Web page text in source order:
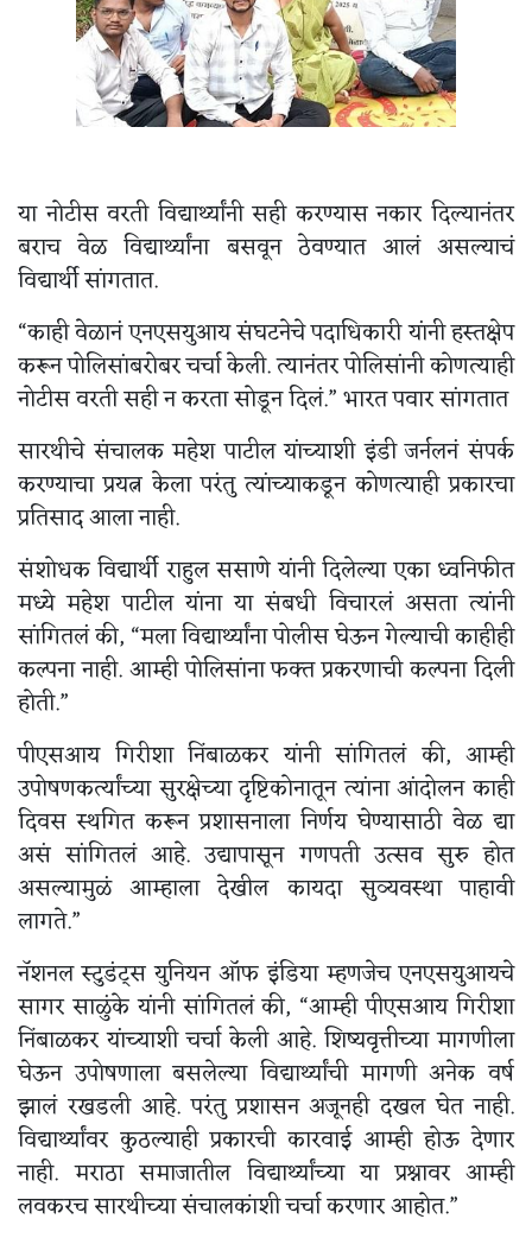
या नोटीस वरती विद्यार्थ्यांनी सही करण्यास नकार दिल्यानंतर
बराच वेळ विद्यार्थ्यांना बसवून ठेवण्यात आलं असल्याचं
विद्यार्थी सांगतात.
“काही वेळानं एनएसयुआय संघटनेचे पदाधिकारी यांनी हस्तक्षेप
करून पोलिसांबरोबर चर्चा केली. त्यानंतर पोलिसांनी कोणत्याही
नोटीस वरती सही न करता सोडून दिलं.” भारत पवार सांगतात
सारथीचे संचालक महेश पाटील यांच्याशी इंडी जर्नलनं संपर्क
करण्याचा प्रयत्न केला परंतु त्यांच्याकडून कोणत्याही प्रकारचा
प्रतिसाद आला नाही.
संशोधक विद्यार्थी राहुल ससाणे यांनी दिलेल्या एका ध्वनिफीत
मध्ये महेश पाटील यांना या संबधी विचारलं असता त्यांनी
सांगितलं की, “मला विद्यार्थ्यांना पोलीस घेऊन गेल्याची काहीही
कल्पना नाही. आम्ही पोलिसांना फक्त प्रकरणाची कल्पना दिली
होती.”
पीएसआय गिरीशा निंबाळकर यांनी सांगितलं की, आम्ही
उपोषणकर्त्यांच्या सुरक्षेच्या दृष्टिकोनातून त्यांना आंदोलन काही
दिवस स्थगित करून प्रशासनाला निर्णय घेण्यासाठी वेळ द्या
असं सांगितलं आहे. उद्यापासून गणपती उत्सव सुरु होत
असल्यामुळं आम्हाला देखील कायदा सुव्यवस्था पाहावी
लागते.”
नॅशनल स्टुडंट्स युनियन ऑफ इंडिया म्हणजेच एनएसयुआयचे
सागर साळुंके यांनी सांगितलं की, “आम्ही पीएसआय गिरीशा
निंबाळकर यांच्याशी चर्चा केली आहे. शिष्यवृत्तीच्या मागणीला
घेऊन उपोषणाला बसलेल्या विद्यार्थ्यांची मागणी अनेक वर्ष
झालं रखडली आहे. परंतु प्रशासन अजूनही दखल घेत नाही.
विद्यार्थ्यांवर कुठल्याही प्रकारची कारवाई आम्ही होऊ देणार
नाही. मराठा समाजातील विद्यार्थ्यांच्या या प्रश्नावर आम्ही
लवकरच सारथीच्या संचालकांशी चर्चा करणार आहोत.”